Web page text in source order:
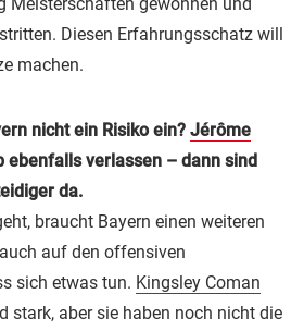
Diesen Erfahrungsschatz will
machen.
nicht ein Risiko ein? Jérôme
ebenfalls verlassen – dann sind
da.
braucht Bayern einen weiteren
auf den offensiven
sich etwas tun. Kingsley Coman
stark, aber sie haben noch nicht die